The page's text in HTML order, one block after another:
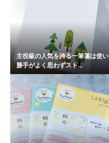
主役級の人気を誇る一筆箋は使い
勝手がよく思わずスト...